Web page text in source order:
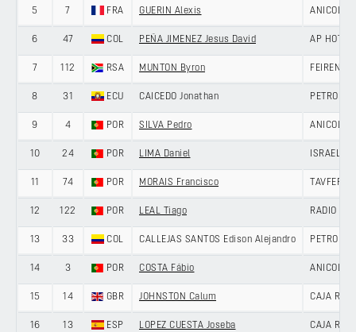
5 7 FRA GUERIN Alexis
6 47 COL PEÑA JIMENEZ Jesus David AP
7 112 RSA MUNTON Byron FEIRENSE
8 31 ECU CAICEDO Jonathan
9 4 POR SILVA Pedro
10 24 POR LIMA Daniel ISRAEL
11 74 POR MORAIS Francisco TAVFER-
12 122 POR LEAL Tiago RADIO
13 33 COL CALLEJAS SANTOS Edison Alejandro
14 3 POR COSTA Fábio
15 14 GBR JOHNSTON Calum CAJA
16 13 ESP LOPEZ CUESTA Joseba CAJA